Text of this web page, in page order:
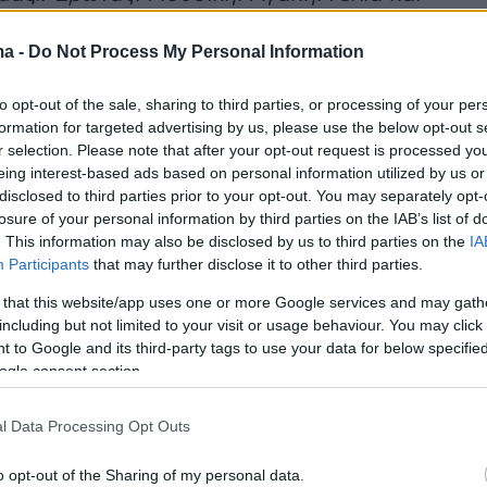
- Do Not Process My Personal Information
opt-out of the sale, sharing to third parties, or processing of your
for targeted advertising by us, please use the below opt-out
selection. Please note that after your opt-out request is processed
interest-based ads based on personal information utilized by us
to third parties prior to your opt-out. You may separately
of your personal information by third parties on the IAB’s list of
This information may also be disclosed by us to third parties on the
Participants that may further disclose it to other third parties.
that this website/app uses one or more Google services and may
but not limited to your visit or usage behaviour. You may
to Google and its third-party tags to use your data for below
consent section.
Data Processing Opt Outs
opt-out of the Sharing of my personal data.
Φίλοι. Δώρα της ζωής. Μαζί».